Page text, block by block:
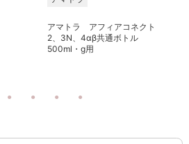
アマトラ アフィアコネクト
2、3N、4αβ共通ボトル
500ml・g用